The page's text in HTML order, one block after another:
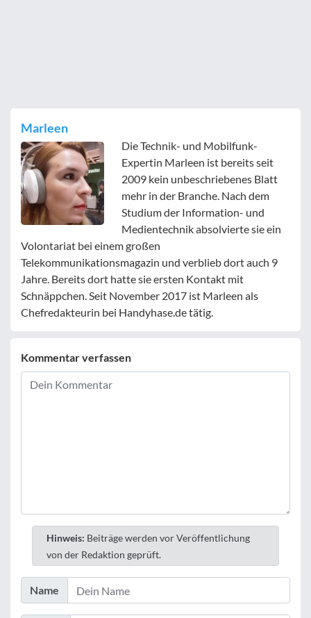
Marleen
Die Technik- und Mobilfunk-
Expertin Marleen ist bereits seit
2009 kein unbeschriebenes Blatt
mehr in der Branche. Nach dem
Studium der Information- und
Medientechnik absolvierte sie ein
Volontariat bei einem großen
Telekommunikationsmagazin und verblieb dort auch 9
Jahre. Bereits dort hatte sie ersten Kontakt mit
Schnäppchen. Seit November 2017 ist Marleen als
Chefredakteurin bei Handyhase.de tätig.
Kommentar verfassen
Hinweis: Beiträge werden vor Veröffentlichung
von der Redaktion geprüft.
Name